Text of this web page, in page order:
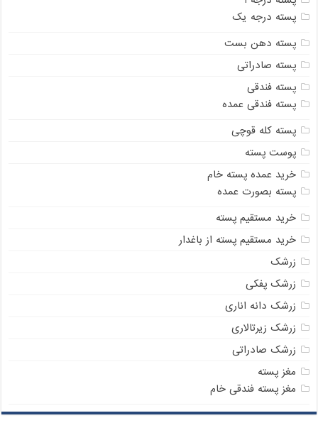
پسته درجه یک
پسته دهن بست
پسته صادراتی
پسته فندقی
پسته فندقی عمده
پسته کله قوچی
پوست پسته
خرید عمده پسته خام
پسته بصورت عمده
خرید مستقیم پسته
خرید مستقیم پسته از باغدار
زرشک
زرشک پفکی
زرشک دانه اناری
زرشک زیرتالاری
زرشک صادراتی
مغز پسته
مغز پسته فندقی خام